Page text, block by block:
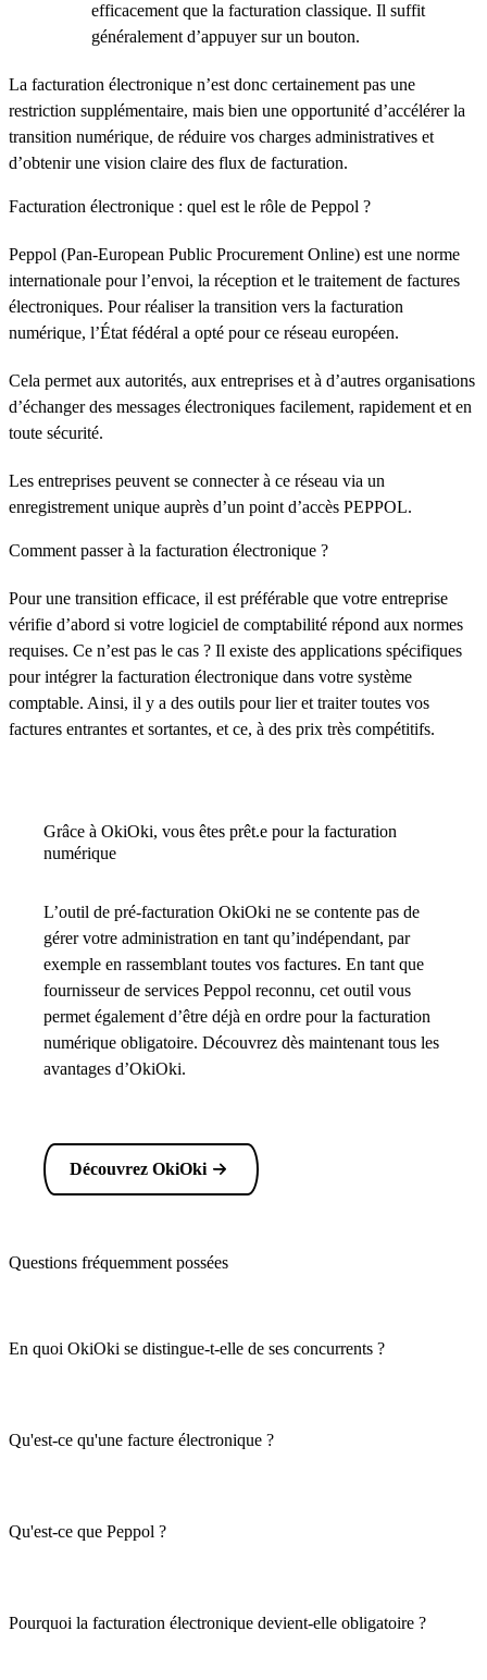
efficacement que la facturation classique. Il suffit
généralement d’appuyer sur un bouton.
La facturation électronique n’est donc certainement pas une
restriction supplémentaire, mais bien une opportunité d’accélérer la
transition numérique, de réduire vos charges administratives et
d’obtenir une vision claire des flux de facturation.
Facturation électronique : quel est le rôle de Peppol ?
Peppol (Pan-European Public Procurement Online) est une norme
internationale pour l’envoi, la réception et le traitement de factures
électroniques. Pour réaliser la transition vers la facturation
numérique, l’État fédéral a opté pour ce réseau européen.
Cela permet aux autorités, aux entreprises et à d’autres organisations
d’échanger des messages électroniques facilement, rapidement et en
toute sécurité.
Les entreprises peuvent se connecter à ce réseau via un
enregistrement unique auprès d’un point d’accès PEPPOL.
Comment passer à la facturation électronique ?
Pour une transition efficace, il est préférable que votre entreprise
vérifie d’abord si votre logiciel de comptabilité répond aux normes
requises. Ce n’est pas le cas ? Il existe des applications spécifiques
pour intégrer la facturation électronique dans votre système
comptable. Ainsi, il y a des outils pour lier et traiter toutes vos
factures entrantes et sortantes, et ce, à des prix très compétitifs.
Grâce à OkiOki, vous êtes prêt.e pour la facturation
numérique
L’outil de pré-facturation OkiOki ne se contente pas de
gérer votre administration en tant qu’indépendant, par
exemple en rassemblant toutes vos factures. En tant que
fournisseur de services Peppol reconnu, cet outil vous
permet également d’être déjà en ordre pour la facturation
numérique obligatoire. Découvrez dès maintenant tous les
avantages d’OkiOki.
Découvrez OkiOki
Questions fréquemment possées
En quoi OkiOki se distingue-t-elle de ses concurrents ?
Qu'est-ce qu'une facture électronique ?
Qu'est-ce que Peppol ?
Pourquoi la facturation électronique devient-elle obligatoire ?